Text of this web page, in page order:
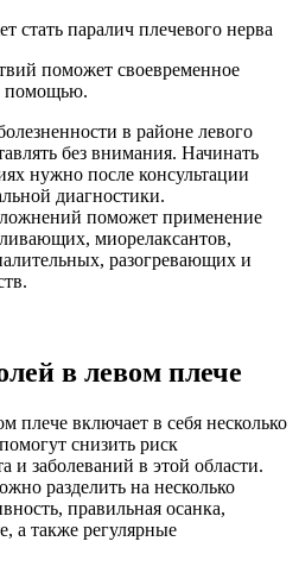
стать паралич плечевого нерва
поможет своевременное
помощью.
в районе левого
без внимания. Начинать
нужно после консультации
диагностики.
поможет применение
миорелаксантов,
разогревающих и
в левом плече
плече включает в себя несколько
снизить риск
и заболеваний в этой области.
разделить на несколько
правильная осанка,
а также регулярные